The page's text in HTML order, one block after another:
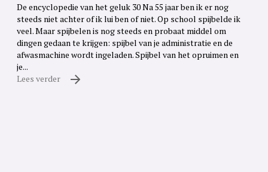
De encyclopedie van het geluk 30 Na 55 jaar ben ik er nog
steeds niet achter of ik lui ben of niet. Op school spijbelde ik
veel. Maar spijbelen is nog steeds en probaat middel om
dingen gedaan te krijgen: spijbel van je administratie en de
afwasmachine wordt ingeladen. Spijbel van het opruimen en
je...
Lees verder